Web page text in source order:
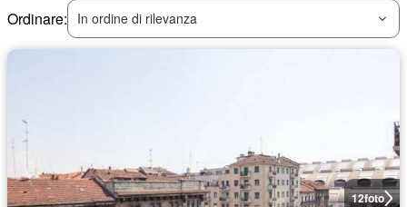
Ordinare:
In ordine di rilevanza
12foto